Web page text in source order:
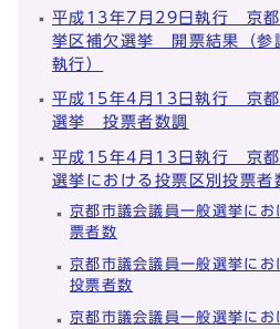
平成13年7月29日執行 京都
挙区補欠選挙 開票結果（参
執行）
平成15年4月13日執行 京都
選挙 投票者数調
平成15年4月13日執行 京都
選挙における投票区別投票者
京都市議会議員一般選挙に
票者数
京都市議会議員一般選挙にお
投票者数
京都市議会議員一般選挙にお